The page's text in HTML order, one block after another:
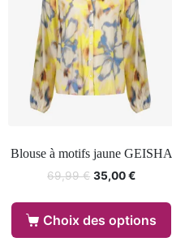
Blouse à motifs jaune GEISHA
69,99€ 35,00€
Choix des options